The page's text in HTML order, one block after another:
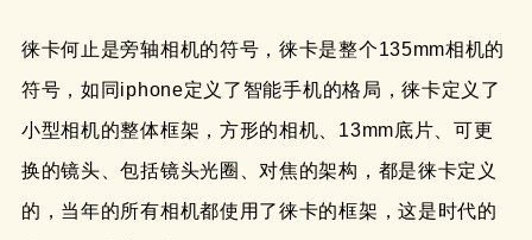
徕卡何止是旁轴相机的符号，徕卡是整个135mm相机的
符号，如同iphone定义了智能手机的格局，徕卡定义了
小型相机的整体框架，方形的相机、13mm底片、可更
换的镜头、包括镜头光圈、对焦的架构，都是徕卡定义
的，当年的所有相机都使用了徕卡的框架，这是时代的